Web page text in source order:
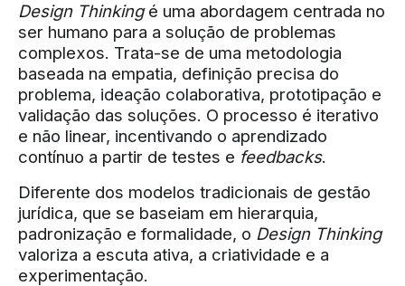
Design Thinkingé uma abordagem centrada no
ser humano para a solução de problemas
complexos. Trata-se de uma metodologia
baseada na empatia, definição precisa do
problema, ideação colaborativa, prototipação e
validação das soluções. O processo é iterativo
e não linear, incentivando o aprendizado
contínuo a partir de testes e feedbacks.
Diferente dos modelos tradicionais de gestão
jurídica, que se baseiam em hierarquia,
padronização e formalidade, o Design Thinking
valoriza a escuta ativa, a criatividade e a
experimentação.